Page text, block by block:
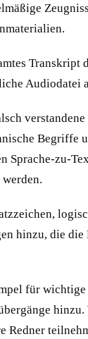
Transkript
Audiodatei
verstandene
Begriffe
Sprache-zu-
hinzu, die die
für
hinzu.
Redner